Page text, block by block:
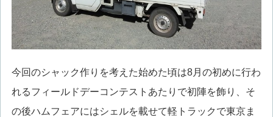
今回のシャック作りを考えた始めた頃は8月の初めに行わ
れるフィールドデーコンテストあたりで初陣を飾り、そ
の後ハムフェアにはシェルを載せて軽トラックで東京ま